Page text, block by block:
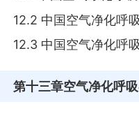
12.2 中国空气净化呼
12.3 中国空气净化呼
第十三章空气净化呼